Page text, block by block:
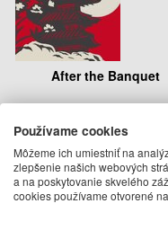
After the Banquet
13.95 €
Na sklade
Používame cookies
Môžeme ich umiestniť na
zlepšenie našich webových
a na poskytovanie skvelého
cookies používame otvorené